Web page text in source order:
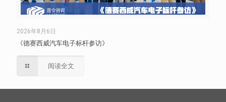
2026年8月6日
《德赛西威汽车电子标杆参访》
阅读全文